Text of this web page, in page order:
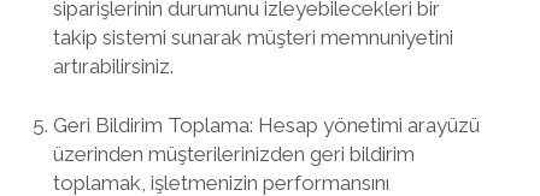
siparişlerinin durumunu izleyebilecekleri bir
takip sistemi sunarak müşteri memnuniyetini
artırabilirsiniz.
Geri Bildirim Toplama: Hesap yönetimi arayüzü
üzerinden müşterilerinizden geri bildirim
toplamak, işletmenizin performansını